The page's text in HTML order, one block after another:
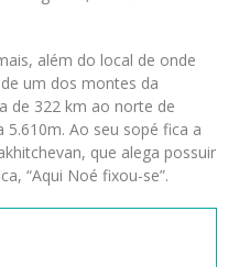
além do local de onde
um dos montes da
de 322 km ao norte de
5.610m. Ao seu sopé fica a
que alega possuir
“Aqui Noé fixou-se”.